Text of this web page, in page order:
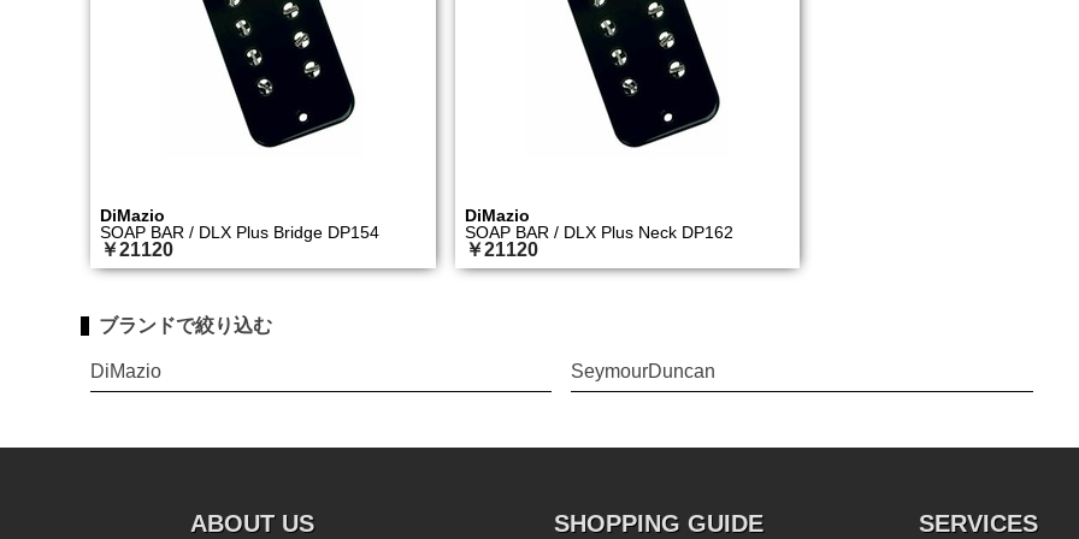
DiMazio
SOAP BAR / DLX Plus Bridge DP154
￥21120
DiMazio
SOAP BAR / DLX Plus Neck DP162
￥21120
ブランドで絞り込む
DiMazio SeymourDuncan
ABOUT US SHOPPING GUIDE SERVICES